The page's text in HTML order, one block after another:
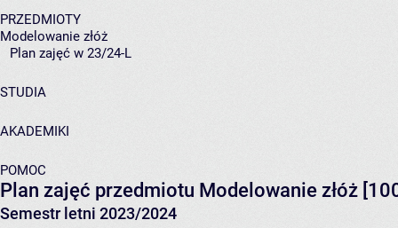
PRZEDMIOTY
Modelowanie złóż
Plan zajęć w 23/24-L
STUDIA
AKADEMIKI
POMOC
Plan zajęć przedmiotu Modelowanie złóż
Semestr letni 2023/2024